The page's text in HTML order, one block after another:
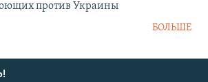
против Украины
БОЛЬШЕ